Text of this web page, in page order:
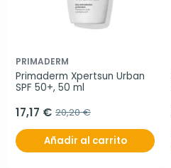
PRIMADERM
Primaderm Xpertsun Urban
SPF 50+, 50 ml
17,17 € 20,20 €
Añadir al carrito